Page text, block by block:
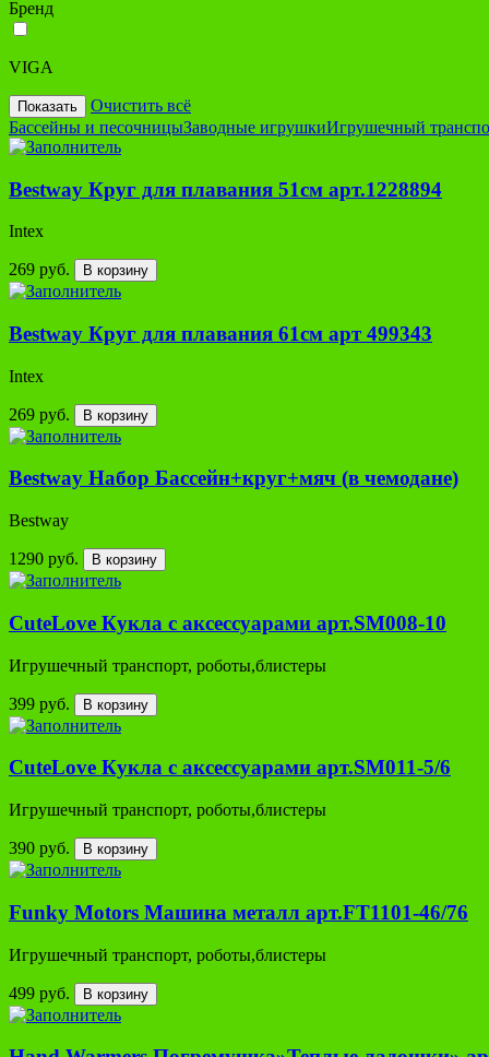
Бренд
VIGA
Показать
Очистить всё
Бассейны и песочницыЗаводные игрушкиИгрушечный
Bestway Круг для плавания 51см арт.1228894
Intex
269 руб. В корзину
Bestway Круг для плавания 61см арт 499343
Intex
269 руб. В корзину
Bestway Набор Бассейн+круг+мяч (в чемодане)
Bestway
1290 руб. В корзину
CuteLove Кукла с аксессуарами арт.SM008-10
Игрушечный транспорт, роботы,блистеры
399 руб. В корзину
CuteLove Кукла с аксессуарами арт.SM011-5/6
Игрушечный транспорт, роботы,блистеры
390 руб. В корзину
Funky Motors Машина металл арт.FT1101-46/76
Игрушечный транспорт, роботы,блистеры
499 руб. В корзину